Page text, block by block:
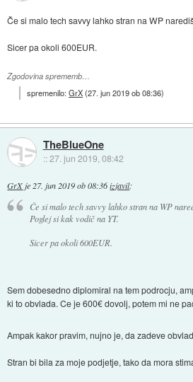
Če si malo tech savvy lahko stran na WP
Sicer pa okoli 600EUR.
Zgodovina sprememb…
spremenilo:GrX(27. jun 2019 ob 08:36)
TheBlueOne
::27. jun 2019, 08:42
GrX je 27. jun 2019 ob 08:36 izjavil:
Če si malo tech savvy lahko stran na WP
Poglej si kak vodič na YT.
Sicer pa okoli 600EUR.
Sem dobesedno diplomiral na tem podrocju,
ki to obvlada. Ce je 600€ dovolj, potem mi ne
Ampak kakor pravim, nujno je, da zadeve
Stran bi bila za moje podjetje, tako da mora